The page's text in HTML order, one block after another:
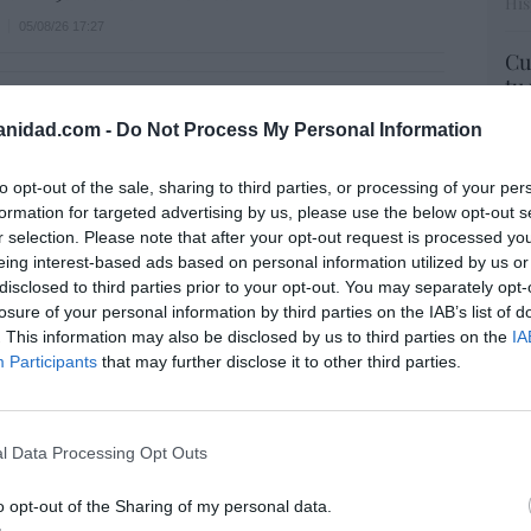
- Do Not Process My Personal Information
opt-out of the sale, sharing to third parties, or processing of your
for targeted advertising by us, please use the below opt-out
selection. Please note that after your opt-out request is processed
interest-based ads based on personal information utilized by us
to third parties prior to your opt-out. You may separately
of your personal information by third parties on the IAB’s list of
This information may also be disclosed by us to third parties on the
Participants that may further disclose it to other third parties.
Data Processing Opt Outs
opt-out of the Sharing of my personal data.
en España y ya representa el 23%
05/08/26 17:31
de la vivienda suben un 15,5% en julio y
a los de la burbuja inmobiliaria
05/08/26 12:30
de una inmigrante irregular menor de
08/26 12:03
tu